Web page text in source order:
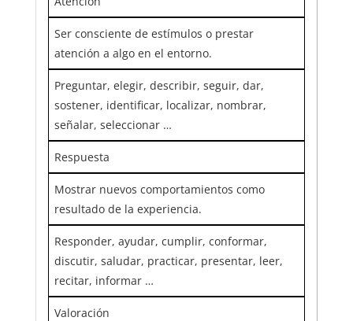
Ser consciente de estímulos o prestar
atención a algo en el entorno.
Preguntar, elegir, describir, seguir, dar,
sostener, identificar, localizar, nombrar,
señalar, seleccionar …
Respuesta
Mostrar nuevos comportamientos como
resultado de la experiencia.
Responder, ayudar, cumplir, conformar,
discutir, saludar, practicar, presentar, leer,
recitar, informar …
Valoración